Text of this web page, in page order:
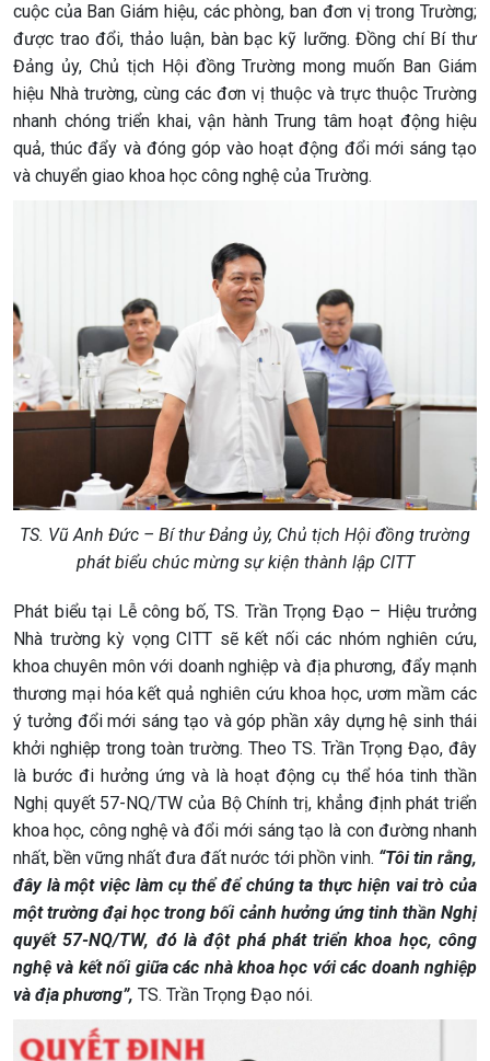
cuộc của Ban Giám hiệu, các phòng, ban đơn vị trong Trường;
được trao đổi, thảo luận, bàn bạc kỹ lưỡng. Đồng chí Bí thư
Đảng ủy, Chủ tịch Hội đồng Trường mong muốn Ban Giám
hiệu Nhà trường, cùng các đơn vị thuộc và trực thuộc Trường
nhanh chóng triển khai, vận hành Trung tâm hoạt động hiệu
quả, thúc đẩy và đóng góp vào hoạt động đổi mới sáng tạo
và chuyển giao khoa học công nghệ của Trường.
TS. Vũ Anh Đức – Bí thư Đảng ủy, Chủ tịch Hội đồng trường
phát biểu chúc mừng sự kiện thành lập CITT
Phát biểu tại Lễ công bố, TS. Trần Trọng Đạo – Hiệu trưởng
Nhà trường kỳ vọng CITT sẽ kết nối các nhóm nghiên cứu,
khoa chuyên môn với doanh nghiệp và địa phương, đẩy mạnh
thương mại hóa kết quả nghiên cứu khoa học, ươm mầm các
ý tưởng đổi mới sáng tạo và góp phần xây dựng hệ sinh thái
khởi nghiệp trong toàn trường. Theo TS. Trần Trọng Đạo, đây
là bước đi hưởng ứng và là hoạt động cụ thể hóa tinh thần
Nghị quyết 57-NQ/TW của Bộ Chính trị, khẳng định phát triển
khoa học, công nghệ và đổi mới sáng tạo là con đường nhanh
nhất, bền vững nhất đưa đất nước tới phồn vinh. “Tôi tin rằng,
đây là một việc làm cụ thể để chúng ta thực hiện vai trò của
một trường đại học trong bối cảnh hưởng ứng tinh thần Nghị
quyết 57-NQ/TW, đó là đột phá phát triển khoa học, công
nghệ và kết nối giữa các nhà khoa học với các doanh nghiệp
và địa phương”, TS. Trần Trọng Đạo nói.